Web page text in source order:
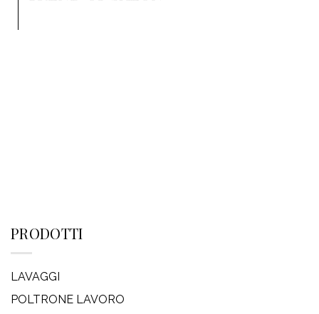
PRODOTTI
LAVAGGI
POLTRONE LAVORO